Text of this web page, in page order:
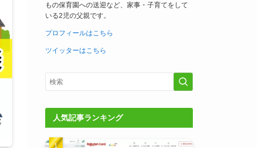
もの保育園への送迎など、家事・子育てをして
いる2児の父親です。
プロフィールはこちら
ツイッターはこちら
人気記事ランキング